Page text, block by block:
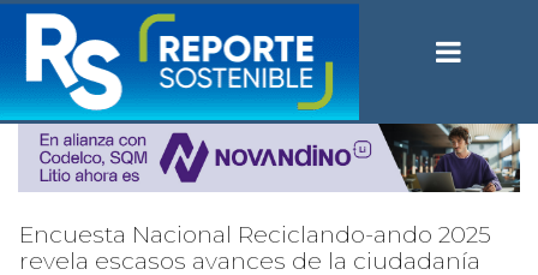
Encuesta Nacional Reciclando-ando 2025
revela escasos avances de la ciudadanía